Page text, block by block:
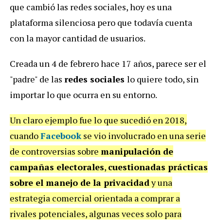
que cambió las redes sociales, hoy es una
plataforma silenciosa pero que todavía cuenta
con la mayor cantidad de usuarios.
Creada un 4 de febrero hace 17 años, parece ser el
"padre" de las redes sociales lo quiere todo, sin
importar lo que ocurra en su entorno.
Un claro ejemplo fue lo que sucedió en 2018,
cuandoFacebookse vio involucrado en una serie
de controversias sobre manipulación de
campañas electorales, cuestionadas prácticas
sobre el manejo de la privacidady una
estrategia comercial orientada a comprar a
rivales potenciales, algunas veces solo para